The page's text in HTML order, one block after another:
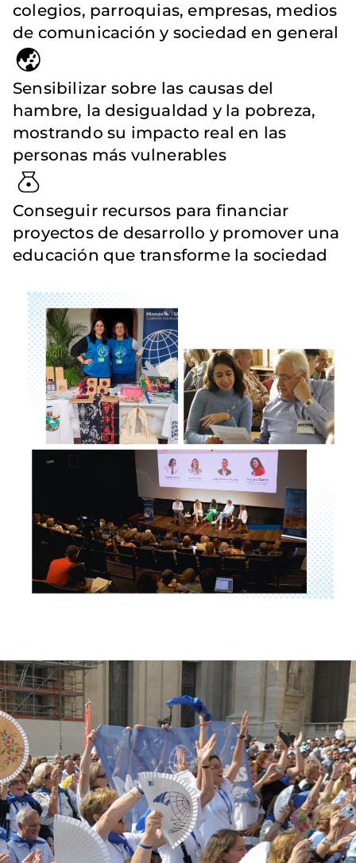
colegios, parroquias, empresas, medios
de comunicación y sociedad en general
Sensibilizar sobre las causas del
hambre, la desigualdad y la pobreza,
mostrando su impacto real en las
personas más vulnerables
Conseguir recursos para financiar
proyectos de desarrollo y promover una
educación que transforme la sociedad
Imagen